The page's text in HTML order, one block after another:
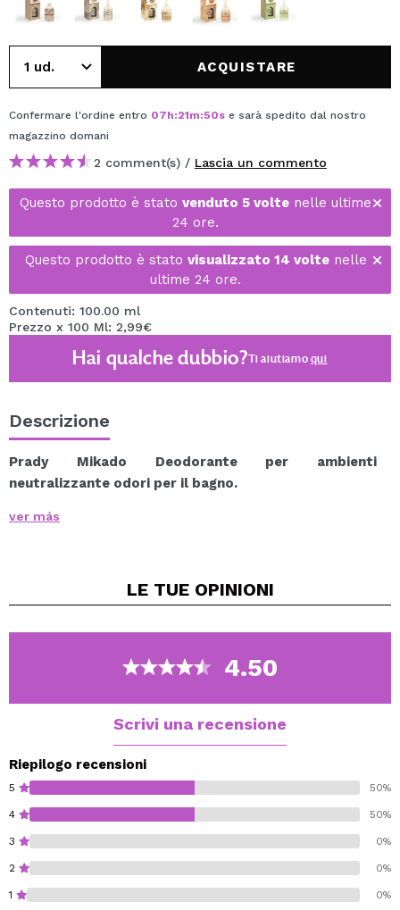
ACQUISTARE
Confermare l'ordine entro 07h:21m:50s e sarà spedito dal nostro
magazzino domani
2 comment(s) / Lascia un commento
Questo prodotto è stato venduto 5 volte nelle ultime
24 ore.
Questo prodotto è stato visualizzato 14 voltenelle
ultime 24 ore.
Contenuti: 100.00 ml
Prezzo x 100 Ml: 2,99€
Hai qualche dubbio?Ti aiutiamoqui
Descrizione
Prady Mikado Deodorante per ambienti
neutralizzante odori per il bagno.
gradevole aroma nell'ambiente.
ver más
LE TUE OPINIONI
4.50
Scrivi una recensione
Riepilogo recensioni
5 50%
4 50%
3 0%
2 0%
1 0%